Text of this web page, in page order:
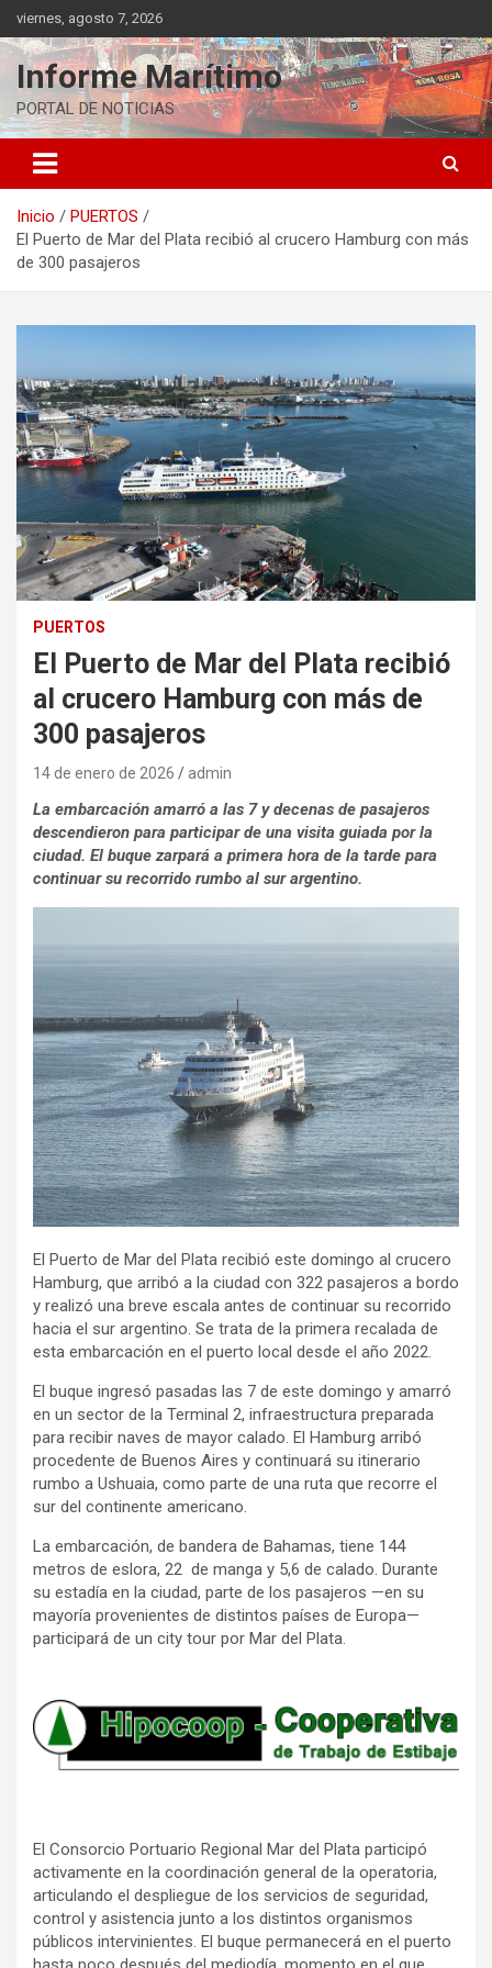
Saltar
al
contenido
viernes, agosto 7, 2026
Informe Marítimo
PORTAL DE NOTICIAS
Inicio
PUERTOS
El Puerto de Mar del Plata recibió al crucero Hamburg con más
de 300 pasajeros
PUERTOS
El Puerto de Mar del Plata recibió
al crucero Hamburg con más de
300 pasajeros
14 de enero de 2026 admin
La embarcación amarró a las 7 y decenas de pasajeros
descendieron para participar de una visita guiada por la
ciudad. El buque zarpará a primera hora de la tarde para
continuar su recorrido rumbo al sur argentino.
El Puerto de Mar del Plata recibió este domingo al crucero
Hamburg, que arribó a la ciudad con 322 pasajeros a bordo
y realizó una breve escala antes de continuar su recorrido
hacia el sur argentino. Se trata de la primera recalada de
esta embarcación en el puerto local desde el año 2022.
El buque ingresó pasadas las 7 de este domingo y amarró
en un sector de la Terminal 2, infraestructura preparada
para recibir naves de mayor calado. El Hamburg arribó
procedente de Buenos Aires y continuará su itinerario
rumbo a Ushuaia, como parte de una ruta que recorre el
sur del continente americano.
La embarcación, de bandera de Bahamas, tiene 144
metros de eslora, 22 de manga y 5,6 de calado. Durante
su estadía en la ciudad, parte de los pasajeros —en su
mayoría provenientes de distintos países de Europa—
participará de un city tour por Mar del Plata.
El Consorcio Portuario Regional Mar del Plata participó
activamente en la coordinación general de la operatoria,
articulando el despliegue de los servicios de seguridad,
control y asistencia junto a los distintos organismos
públicos intervinientes. El buque permanecerá en el puerto